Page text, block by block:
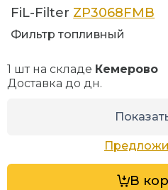
FiL-Filter ZP3068FMB
Фильтр топливный
1 шт на складе Кемерово
Доставка додн.
В